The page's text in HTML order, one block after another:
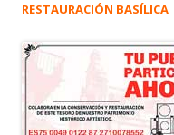
RESTAURACIÓN BASÍLICA